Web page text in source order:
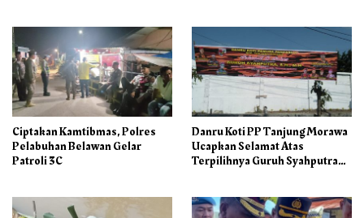
Ciptakan Kamtibmas, Polres
Pelabuhan Belawan Gelar
Patroli 3C
Danru Koti PP Tanjung Morawa
Ucapkan Selamat Atas
Terpilihnya Guruh Syahputra